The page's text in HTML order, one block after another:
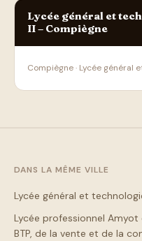
Lycée général et
II – Compiègne
Compiègne · Lycée général
DANS LA MÊME VILLE
Lycée général et
Lycée professionnel Amyot
BTP, de la vente et de la